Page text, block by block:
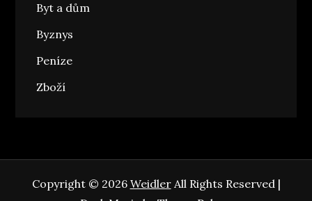
Byt a dům
Byznys
Peníze
Zboží
Copyright © 2026 WeidlerAll Rights Reserved |